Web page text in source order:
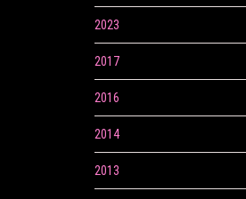
2023
2017
2016
2014
2013